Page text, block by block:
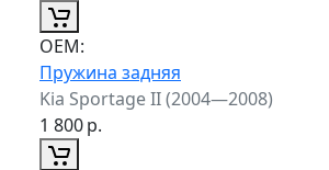
ОЕМ:
Пружина задняя
Kia Sportage II (2004—2008)
1 800р.